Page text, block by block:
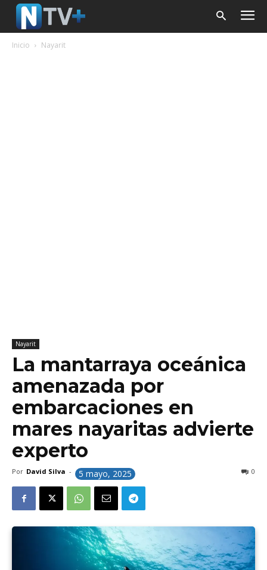
Inicio Nayarit
Nayarit
La mantarraya oceánica
amenazada por
embarcaciones en
mares nayaritas advierte
experto
Por David Silva - 5 mayo, 2025 0